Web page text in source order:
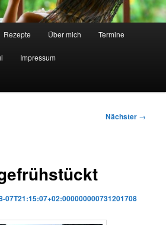
Rezepte Über mich Termine
Impressum
Nächster →
07T21:15:07+02:000000000731201708